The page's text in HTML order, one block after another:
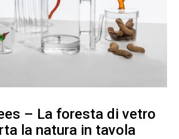
– La foresta di vetro
la natura in tavola